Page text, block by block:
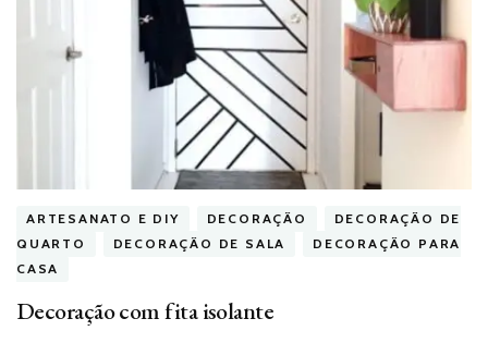
ARTESANATO E DIY DECORAÇÃO
DECORAÇÃO DE
QUARTO
DECORAÇÃO DE SALA
DECORAÇÃO PARA
CASA
Decoração com fita isolante